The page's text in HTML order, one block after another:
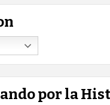
por la